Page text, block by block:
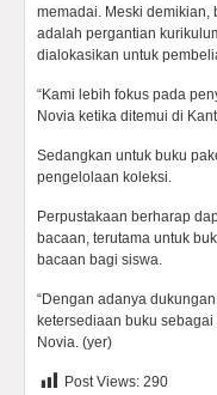
memadai. Meski
adalah pergantian
dialokasikan untuk
“Kami lebih fokus pada
Novia ketika ditemui di
Sedangkan untuk buku
pengelolaan koleksi.
Perpustakaan berharap
bacaan, terutama untuk
bacaan bagi siswa.
“Dengan adanya
ketersediaan buku
Novia. (yer)
Post Views: 290